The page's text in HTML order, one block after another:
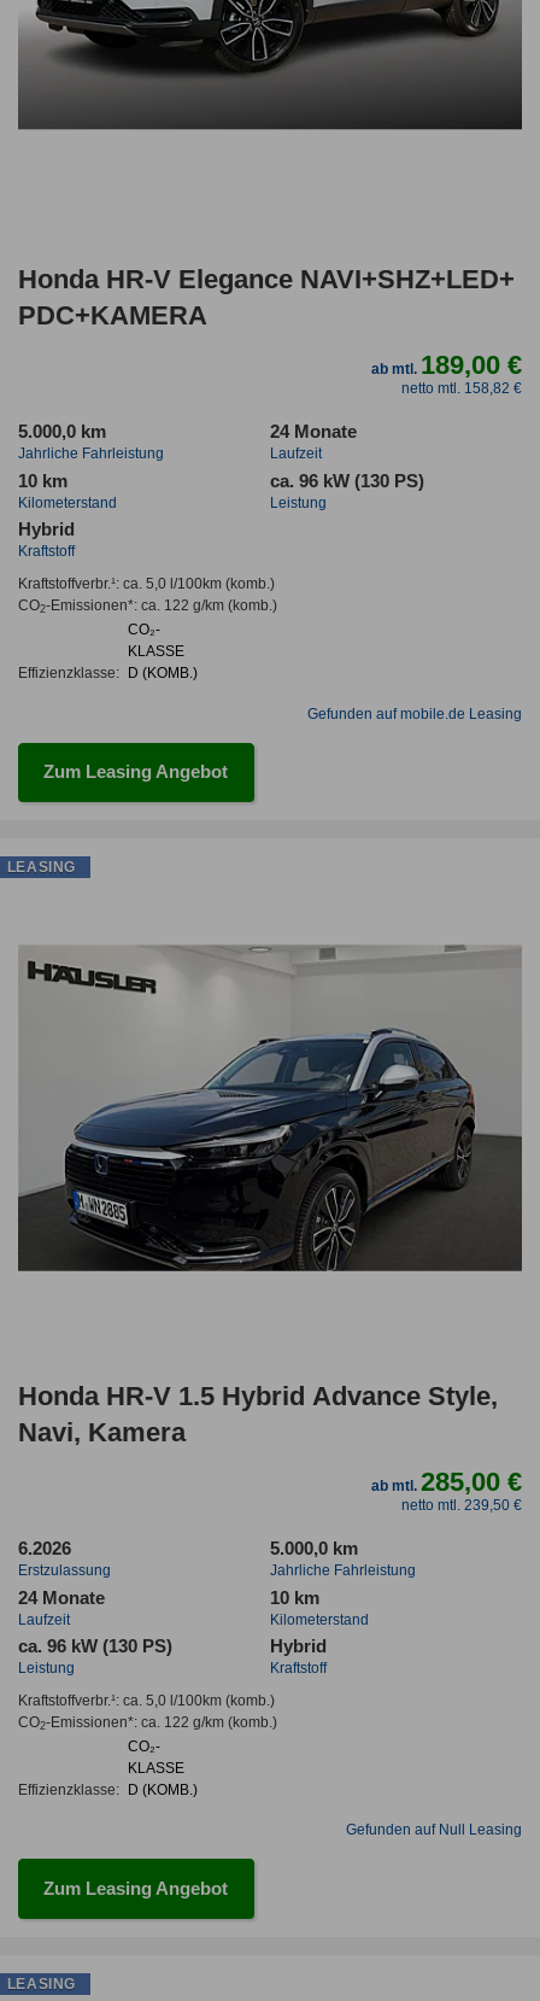
Honda HR-V Elegance NAVI+SHZ+LED+
PDC+KAMERA
ab mtl. 189,00 €
netto mtl. 158,82 €
5.000,0 km
Jahrliche Fahrleistung
24 Monate
Laufzeit
10 km
Kilometerstand
ca. 96 kW (130 PS)
Leistung
Hybrid
Kraftstoff
Kraftstoffverbr.¹: ca. 5,0 l/100km(komb.)
CO2-Emissionen*: ca. 122 g/km(komb.)
Effizienzklasse:
CO₂-
KLASSE
D (KOMB.)
Gefunden auf mobile.de Leasing
Zum Leasing Angebot
Honda HR-V 1.5 Hybrid Advance Style,
Navi, Kamera
ab mtl.285,00 €
netto mtl. 239,50 €
6.2026
Erstzulassung
5.000,0 km
Jahrliche Fahrleistung
24 Monate
Laufzeit
10 km
Kilometerstand
ca. 96 kW (130 PS)
Leistung
Hybrid
Kraftstoff
Kraftstoffverbr.¹: ca. 5,0 l/100km(komb.)
CO2-Emissionen*: ca. 122 g/km(komb.)
Effizienzklasse:
CO₂-
KLASSE
D (KOMB.)
Gefunden auf Null Leasing
Zum Leasing Angebot
LEASING
LEASING